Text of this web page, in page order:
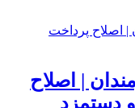
| اصلاح
دستمزد